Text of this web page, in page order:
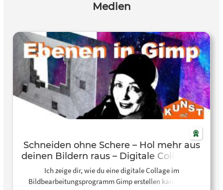
Medien
Schneiden ohne Schere – Hol mehr aus
deinen Bildern raus – Digitale Collage in
Gimp
Ich zeige dir, wie du eine digitale Collage im
Bildbearbeitungsprogramm Gimp erstellen kannst. Als